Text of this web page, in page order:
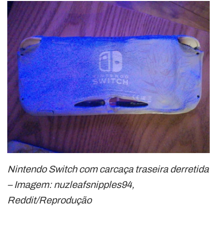
Nintendo Switch com carcaça traseira derretida
– Imagem: nuzleafsnipples94,
Reddit/Reprodução